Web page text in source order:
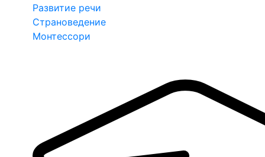
Развитие речи
Страноведение
Монтессори